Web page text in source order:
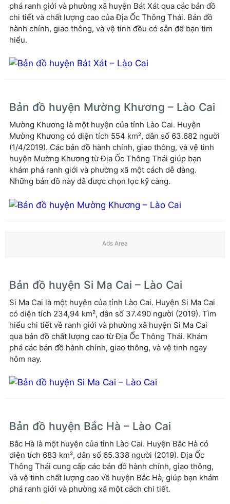
phá ranh giới và phường xã huyện Bát Xát qua các bản đồ
chi tiết và chất lượng cao của Địa Ốc Thông Thái. Bản đồ
hành chính, giao thông, và vệ tinh đều có sẵn để bạn tìm
hiểu.
Bản đồ huyện Mường Khương – Lào Cai
Mường Khương là một huyện của tỉnh Lào Cai. Huyện
Mường Khương có diện tích 554 km², dân số 63.682 người
(1/4/2019). Các bản đồ hành chính, giao thông, và vệ tinh
huyện Mường Khương từ Địa Ốc Thông Thái giúp bạn
khám phá ranh giới và phường xã một cách dễ dàng.
Những bản đồ này đã được chọn lọc kỹ càng.
Bản đồ huyện Si Ma Cai – Lào Cai
Si Ma Cai là một huyện của tỉnh Lào Cai. Huyện Si Ma Cai
có diện tích 234,94 km², dân số 37.490 người (2019). Tìm
hiểu chi tiết về ranh giới và phường xã huyện Si Ma Cai
qua bản đồ chất lượng cao từ Địa Ốc Thông Thái. Khám
phá các bản đồ hành chính, giao thông, và vệ tinh ngay
hôm nay.
Bản đồ huyện Bắc Hà – Lào Cai
Bắc Hà là một huyện của tỉnh Lào Cai. Huyện Bắc Hà có
diện tích 683 km², dân số 65.338 người (2019). Địa Ốc
Thông Thái cung cấp các bản đồ hành chính, giao thông,
và vệ tinh chất lượng cao về huyện Bắc Hà, giúp bạn khám
phá ranh giới và phường xã một cách chi tiết.